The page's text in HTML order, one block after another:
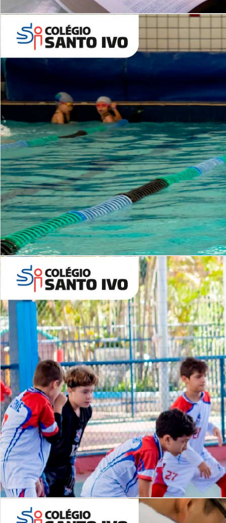
Leituras Literárias
Período Integral | Saiba mais
Desafios | Saiba mais
ALUNOS NOVOS
Entre em Contato
INSTITUCIONAL
Lista de vídeos
NOSSOCANAL